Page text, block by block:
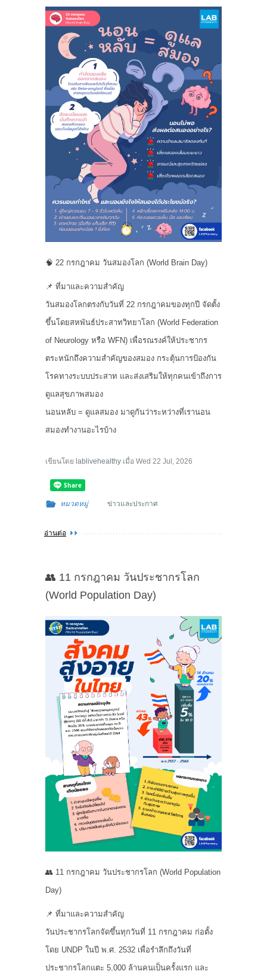
🧠 22 กรกฎาคม วันสมองโลก (World Brain Day)
📌 ที่มาและความสำคัญ
วันสมองโลกตรงกับวันที่ 22 กรกฎาคมของทุกปี จัดตั้ง
ขึ้นโดยสหพันธ์ประสาทวิทยาโลก (World Federation
of Neurology หรือ WFN) เพื่อรณรงค์ให้ประชากร
ตระหนักถึงความสำคัญของสมอง กระตุ้นการป้องกัน
โรคทางระบบประสาท และส่งเสริมให้ทุกคนเข้าถึงการ
ดูแลสุขภาพสมอง
นอนหลับ = ดูแลสมอง มาดูกันว่าระหว่างที่เรานอน
สมองทำงานอะไรบ้าง
เขียนโดย lablivehealthy เมื่อ Wed 22 Jul, 2026
หมวดหมู่ ข่าวและประกาศ
อ่านต่อ
👥 11 กรกฎาคม วันประชากรโลก
(World Population Day)
👥 11 กรกฎาคม วันประชากรโลก (World Population
Day)
📌 ที่มาและความสำคัญ
วันประชากรโลกจัดขึ้นทุกวันที่ 11 กรกฎาคม ก่อตั้ง
โดย UNDP ในปี พ.ศ. 2532 เพื่อรำลึกถึงวันที่
ประชากรโลกแตะ 5,000 ล้านคนเป็นครั้งแรก และ